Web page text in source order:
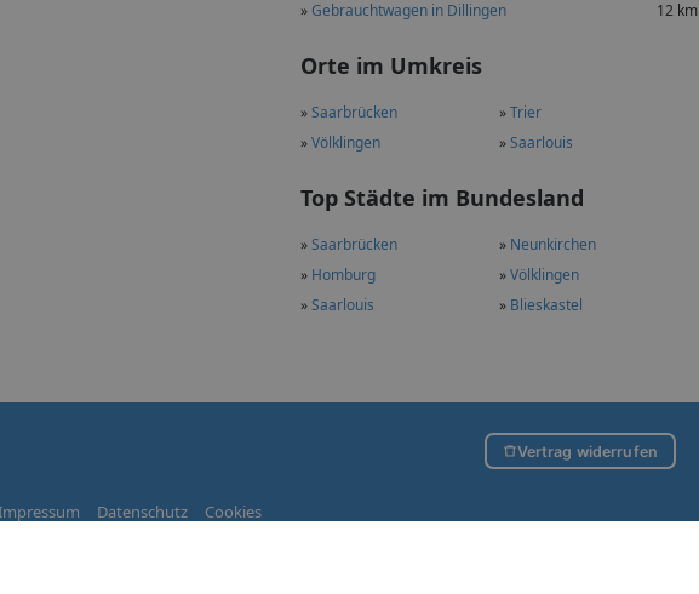
»Gebrauchtwagen in Dillingen 12 km
Orte im Umkreis
»Saarbrücken »Trier
»Völklingen »Saarlouis
Top Städte im Bundesland
»Saarbrücken » Neunkirchen
» Homburg »Völklingen
»Saarlouis » Blieskastel
Vertrag widerrufen
Datenschutz Cookies